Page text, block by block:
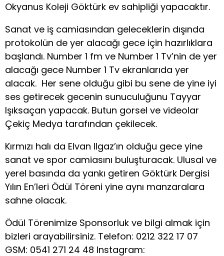
Okyanus Koleji Göktürk ev sahipliği yapacaktır.
Sanat ve iş camiasından geleceklerin dışında
protokolün de yer alacağı gece için hazırlıklara
başlandı. Number 1 fm ve Number 1 Tv’nin de yer
alacağı gece Number 1 Tv ekranlarıda yer
alacak. Her sene olduğu gibi bu sene de yine iyi
ses getirecek gecenin sunuculuğunu Tayyar
Işıksaçan yapacak. Butun gorsel ve videolar
Çekiç Medya tarafından çekilecek.
Kırmızı halı da Elvan Ilgaz’ın olduğu gece yine
sanat ve spor camiasını buluşturacak. Ulusal ve
yerel basında da yankı getiren Göktürk Dergisi
Yılın En’leri Ödül Töreni yine aynı manzaralara
sahne olacak.
Ödül Törenimize Sponsorluk ve bilgi almak için
bizleri arayabilirsiniz. Telefon: 0212 322 17 07
GSM: 0541 271 24 48 Instagram: